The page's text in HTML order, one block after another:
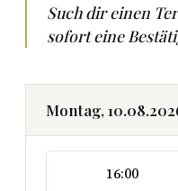
Such dir einen
sofort eine
Montag,
16:00